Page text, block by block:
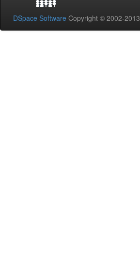
DSpace Software Copyright © 2002-2013